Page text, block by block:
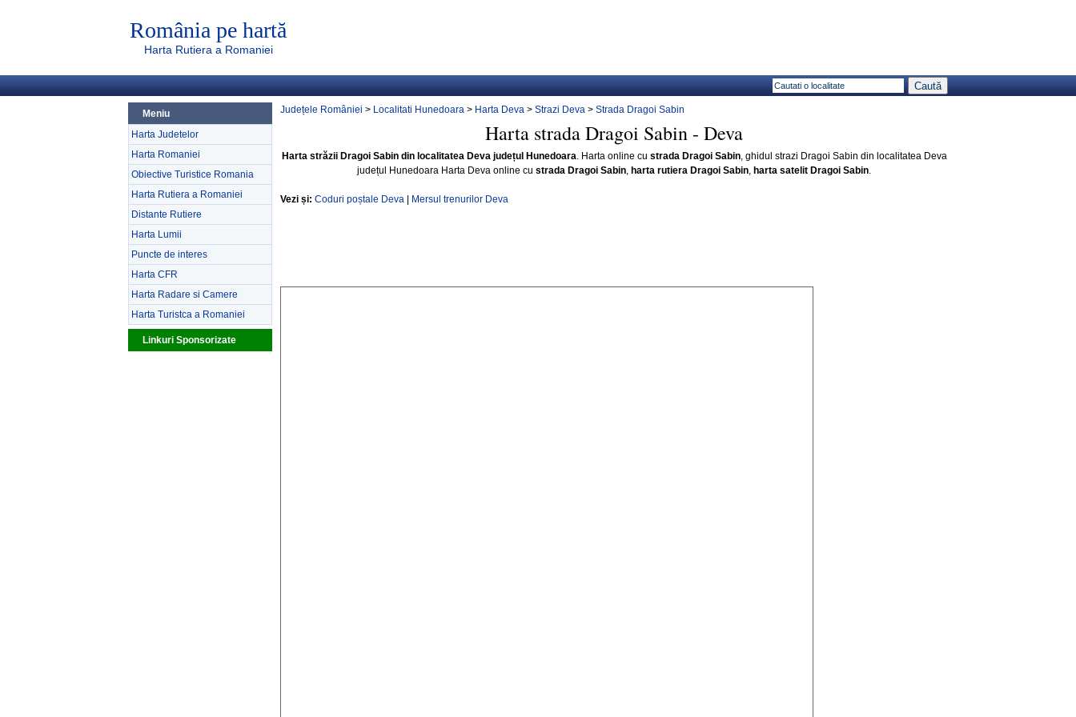
România pe hartă
Harta Rutiera a Romaniei
Meniu
Harta Judetelor
Harta Romaniei
Obiective Turistice Romania
Harta Rutiera a Romaniei
Distante Rutiere
Harta Lumii
Puncte de interes
Harta CFR
Harta Radare si Camere
Harta Turistca a Romaniei
Linkuri Sponsorizate
Județele României > Localitati Hunedoara > Harta Deva > Strazi Deva > Strada Dragoi Sabin
Harta strada Dragoi Sabin - Deva
Harta străzii Dragoi Sabin din localitatea Deva județul Hunedoara. Harta online cu strada Dragoi Sabin, ghidul strazi Dragoi Sabin din localitatea Deva
județul Hunedoara Harta Deva online cu strada Dragoi Sabin, harta rutiera Dragoi Sabin, harta satelit Dragoi Sabin.
Vezi și: Coduri poștale Deva Mersul trenurilor Deva